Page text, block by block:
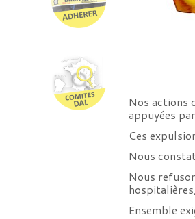
Nos actions
appuyées
Ces
Nous
Nous
Ensemble